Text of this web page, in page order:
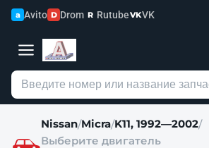
a Avito D Drom R RutubeVKVK
Nissan/Micra/K11, 1992—2002/
Выберите двигатель